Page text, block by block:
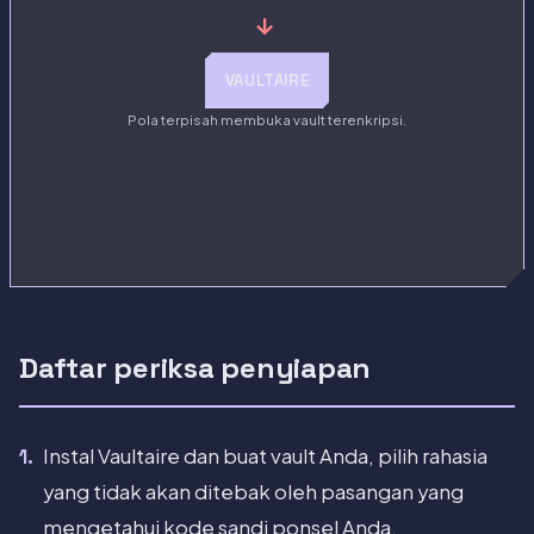
→
VAULTAIRE
Pola terpisah membuka vault terenkripsi.
Daftar periksa penyiapan
Instal Vaultaire dan buat vault Anda, pilih rahasia
yang tidak akan ditebak oleh pasangan yang
mengetahui kode sandi ponsel Anda.